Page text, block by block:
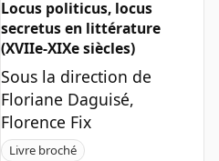
Locus politicus, locus
secretus en littérature
(XVIIe-XIXe siècles)
Sous la direction de
Floriane Daguisé,
Florence Fix
Livre broché